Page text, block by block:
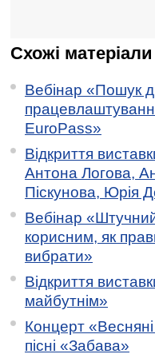
Схожі
Вебінар «Пошук
EuroPass»
Відкриття
Антона Логова,
Піскунова, Юрія
Вебінар
корисним, як
вибрати»
Відкриття
майбутнім»
Концерт
пісні «Забава»